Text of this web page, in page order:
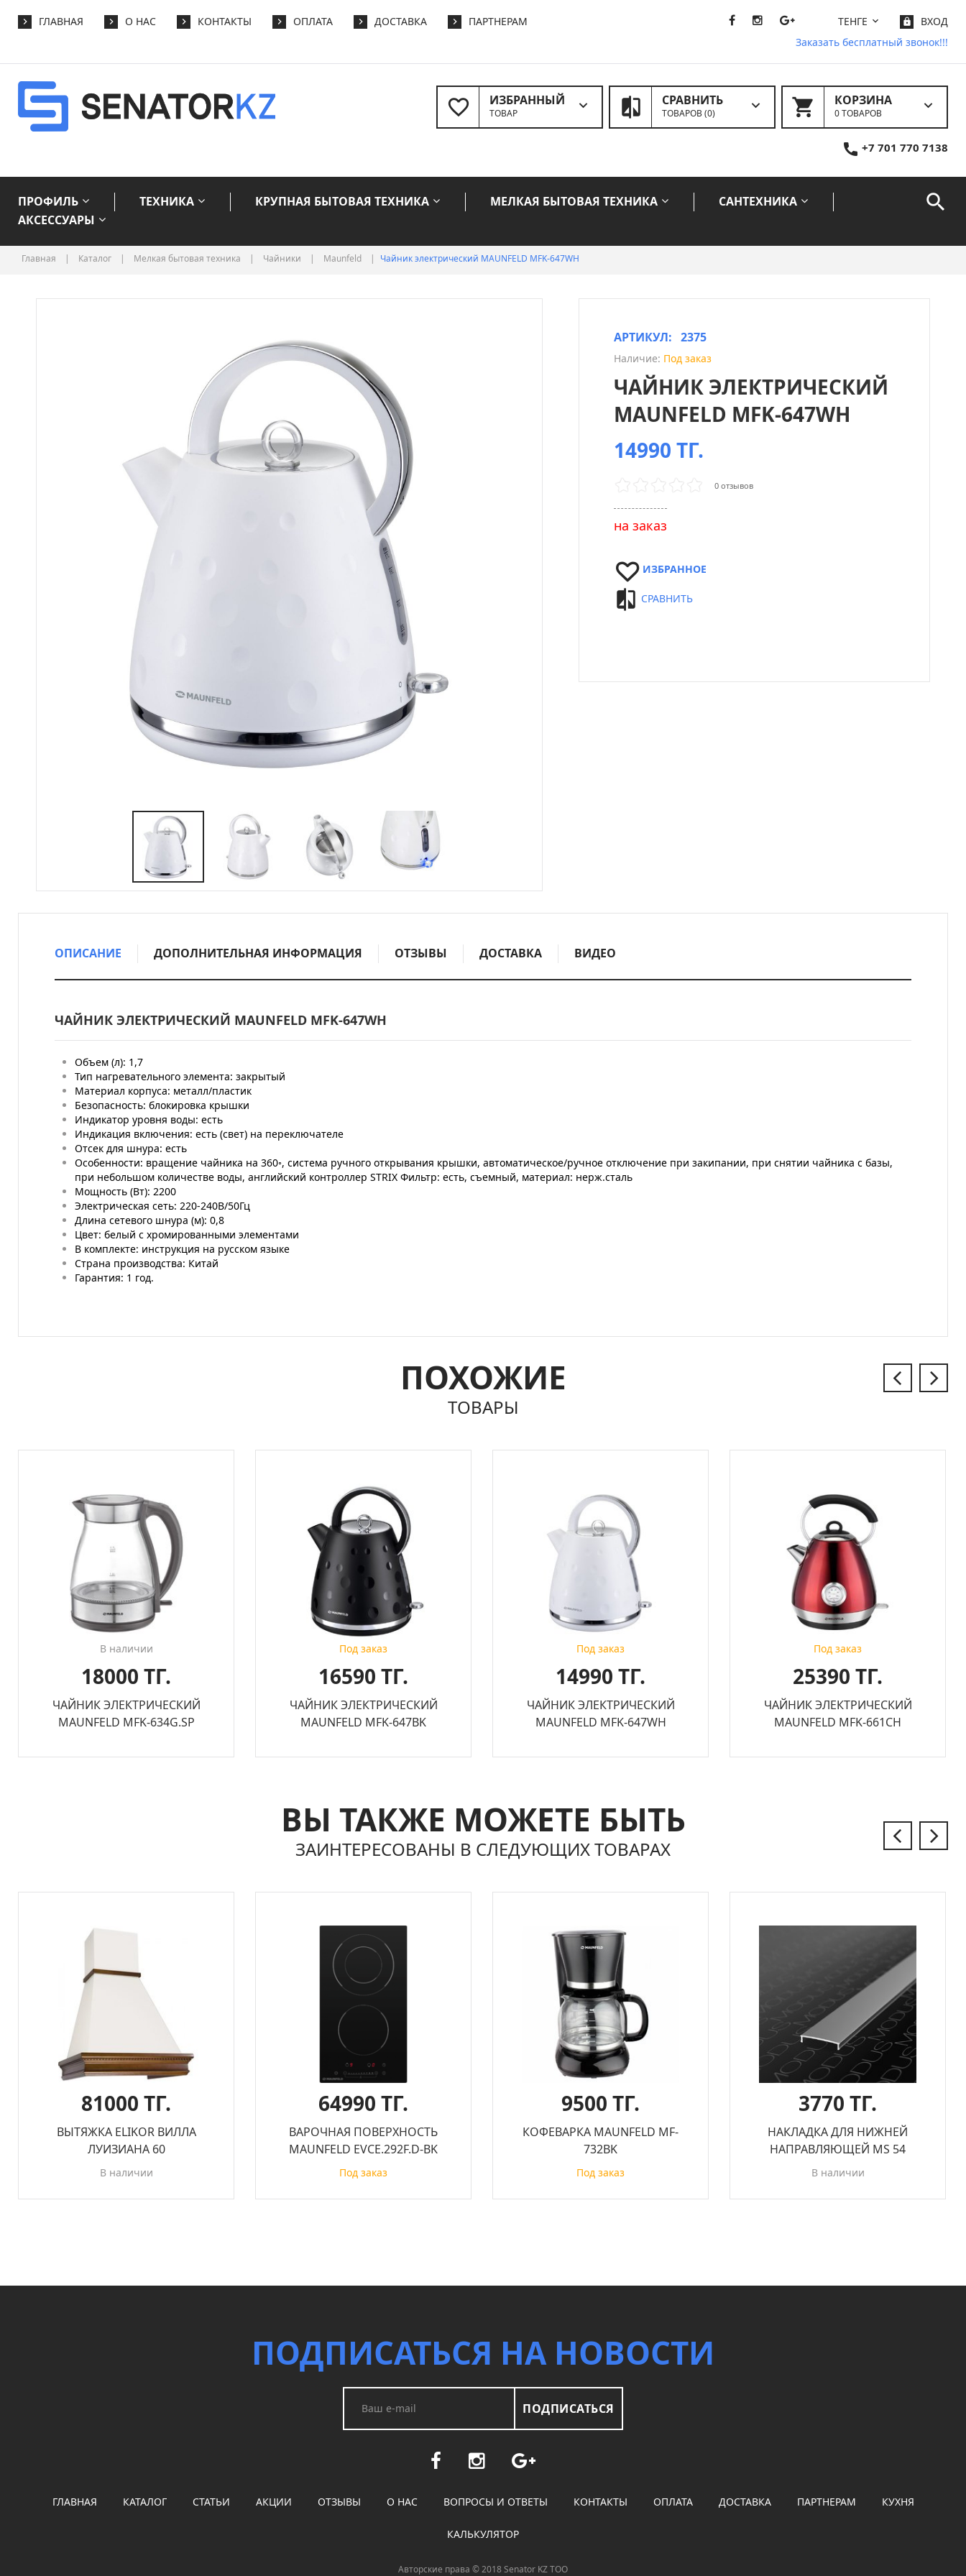
ГЛАВНАЯ О НАС КОНТАКТЫ ОПЛАТА ДОСТАВКА ПАРТНЕРАМ ВХОД
ТЕНГЕ
Заказать бесплатный звонок!!!
КОРЗИНА
0 ТОВАРОВ
СРАВНИТЬ
ТОВАРОВ (0)
ИЗБРАННЫЙ
ТОВАР
+7 701 770 7138
ПРОФИЛЬ ТЕХНИКА КРУПНАЯ БЫТОВАЯ ТЕХНИКА МЕЛКАЯ БЫТОВАЯ ТЕХНИКА
САНТЕХНИКА
АКСЕССУАРЫ
Главная | Каталог | Мелкая бытовая техника | Чайники | Maunfeld | Чайник электрический MAUNFELD MFK-647WH
АРТИКУЛ: 2375
Наличие: Под заказ
ЧАЙНИК ЭЛЕКТРИЧЕСКИЙ
MAUNFELD MFK-647WH
14990 ТГ.
0 отзывов
на заказ
ИЗБРАННОЕ
СРАВНИТЬ
ОПИСАНИЕ ДОПОЛНИТЕЛЬНАЯ ИНФОРМАЦИЯ ОТЗЫВЫ ДОСТАВКА ВИДЕО
ЧАЙНИК ЭЛЕКТРИЧЕСКИЙ MAUNFELD MFK-647WH
Объем (л): 1,7
Тип нагревательного элемента: закрытый
Материал корпуса: металл/пластик
Безопасность: блокировка крышки
Индикатор уровня воды: есть
Индикация включения: есть (свет) на переключателе
Отсек для шнура: есть
Особенности: вращение чайника на 360◦, система ручного открывания крышки, автоматическое/ручное отключение при закипании, при снятии чайника с базы,
при небольшом количестве воды, английский контроллер STRIX Фильтр: есть, съемный, материал: нерж.сталь
Мощность (Вт): 2200
Электрическая сеть: 220-240В/50Гц
Длина сетевого шнура (м): 0,8
Цвет: белый с хромированными элементами
В комплекте: инструкция на русском языке
Страна производства: Китай
Гарантия: 1 год.
ПОХОЖИЕ
ТОВАРЫ
В наличии
18000 ТГ.
ЧАЙНИК ЭЛЕКТРИЧЕСКИЙ
MAUNFELD MFK-634G.SP
Под заказ
16590 ТГ.
ЧАЙНИК ЭЛЕКТРИЧЕСКИЙ
MAUNFELD MFK-647BK
Под заказ
14990 ТГ.
ЧАЙНИК ЭЛЕКТРИЧЕСКИЙ
MAUNFELD MFK-647WH
Под заказ
25390 ТГ.
ЧАЙНИК ЭЛЕКТРИЧЕСКИЙ
MAUNFELD MFK-661CH
ВЫ ТАКЖЕ МОЖЕТЕ БЫТЬ
ЗАИНТЕРЕСОВАНЫ В СЛЕДУЮЩИХ ТОВАРАХ
81000 ТГ.
ВЫТЯЖКА ELIKOR ВИЛЛА
ЛУИЗИАНА 60
В наличии
64990 ТГ.
ВАРОЧНАЯ ПОВЕРХНОСТЬ
MAUNFELD EVCE.292F.D-BK
Под заказ
9500 ТГ.
КОФЕВАРКА MAUNFELD MF-
732BK
Под заказ
3770 ТГ.
НАКЛАДКА ДЛЯ НИЖНЕЙ
НАПРАВЛЯЮЩЕЙ MS 54
В наличии
ПОДПИСАТЬСЯ НА НОВОСТИ
ПОДПИСАТЬСЯ
ГЛАВНАЯ КАТАЛОГ СТАТЬИ АКЦИИ ОТЗЫВЫ О НАС ВОПРОСЫ И ОТВЕТЫ КОНТАКТЫ ОПЛАТА ДОСТАВКА ПАРТНЕРАМ КУХНЯ
КАЛЬКУЛЯТОР
Авторские права © 2018 Senator KZ ТОО